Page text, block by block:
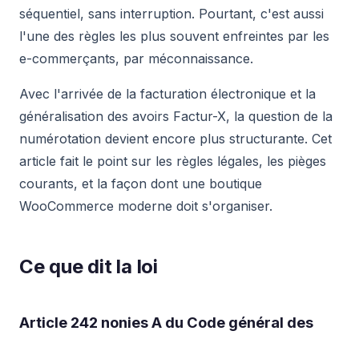
séquentiel, sans interruption. Pourtant, c'est aussi
l'une des règles les plus souvent enfreintes par les
e-commerçants, par méconnaissance.
Avec l'arrivée de la facturation électronique et la
généralisation des avoirs Factur-X, la question de la
numérotation devient encore plus structurante. Cet
article fait le point sur les règles légales, les pièges
courants, et la façon dont une boutique
WooCommerce moderne doit s'organiser.
Ce que dit la loi
Article 242 nonies A du Code général des